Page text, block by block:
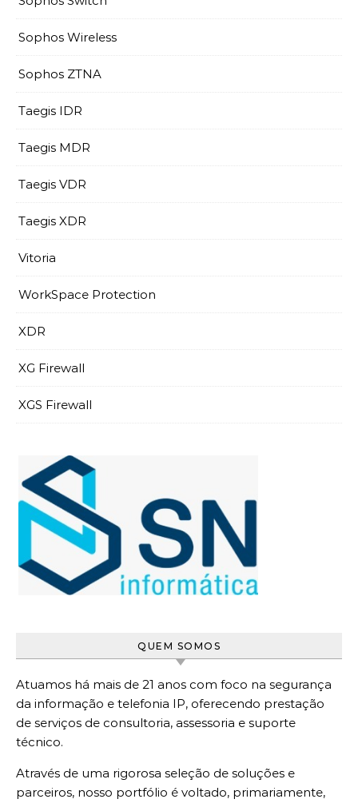
Sophos Wireless
Sophos ZTNA
Taegis IDR
Taegis MDR
Taegis VDR
Taegis XDR
Vitoria
WorkSpace Protection
XDR
XG Firewall
XGS Firewall
QUEM SOMOS
Atuamos há mais de 21 anos com foco na segurança
da informação e telefonia IP, oferecendo prestação
de serviços de consultoria, assessoria e suporte
técnico.
Através de uma rigorosa seleção de soluções e
parceiros, nosso portfólio é voltado, primariamente,